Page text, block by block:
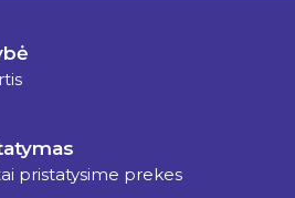
pristatysime prekes